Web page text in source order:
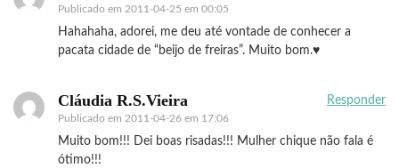
Publicado em 2011-04-25 em 00:05
Hahahaha, adorei, me deu até vontade de conhecer a
pacata cidade de “beijo de freiras”. Muito bom.♥
Cláudia R.S.Vieira
Publicado em 2011-04-26 em 17:06
Responder
Muito bom!!! Dei boas risadas!!! Mulher chique não fala é
ótimo!!!